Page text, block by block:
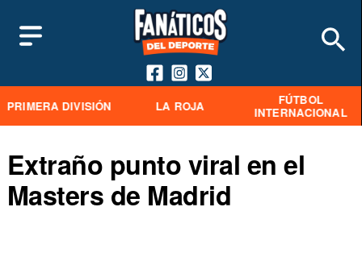
PRIMERA DIVISIÓN LA ROJA
FÚTBOL
INTERNACIONAL
Extraño punto viral en el
Masters de Madrid